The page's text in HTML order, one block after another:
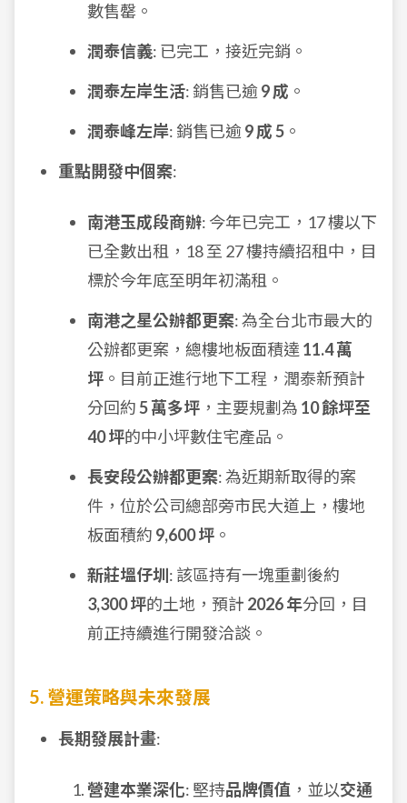
數售罄。
潤泰信義: 已完工，接近完銷。
潤泰左岸生活: 銷售已逾 9 成 。
潤泰峰左岸: 銷售已逾 9 成 5 。
重點開發中個案:
南港玉成段商辦: 今年已完工，17 樓以下
已全數出租，18 至 27 樓持續招租中，目
標於今年底至明年初滿租。
南港之星公辦都更案: 為全台北市最大的
公辦都更案，總樓地板面積達 11.4 萬
坪 。目前正進行地下工程，潤泰新預計
分回約5 萬多坪 ，主要規劃為 10 餘坪至
40 坪的中小坪數住宅產品。
長安段公辦都更案: 為近期新取得的案
件，位於公司總部旁市民大道上，樓地
板面積約 9,600 坪 。
新莊塭仔圳: 該區持有一塊重劃後約
3,300 坪的土地，預計 2026 年分回，目
前正持續進行開發洽談。
5. 營運策略與未來發展
長期發展計畫:
營建本業深化: 堅持品牌價值 ，並以交通